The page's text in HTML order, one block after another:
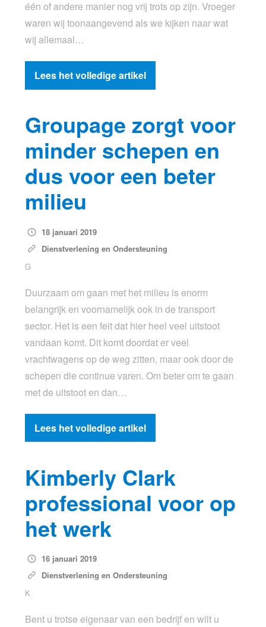
één of andere manier nog vrij trots op zijn. Vroeger
waren wij toonaangevend als we kijken naar wat
wij allemaal…
Lees het volledige artikel
Groupage zorgt voor
minder schepen en
dus voor een beter
milieu
18 januari 2019
Dienstverlening en Ondersteuning
G
Duurzaam om gaan met het milieu is enorm
belangrijk en voornamelijk ook in de transport
sector. Het is een feit dat hier heel veel uitstoot
vandaan komt. Dit komt doordat er veel
vrachtwagens op de weg zitten, maar ook door de
schepen die continue varen. Om beter om te gaan
met de uitstoot en dan…
Lees het volledige artikel
Kimberly Clark
professional voor op
het werk
16 januari 2019
Dienstverlening en Ondersteuning
K
Bent u trotse eigenaar van een bedrijf en wilt u